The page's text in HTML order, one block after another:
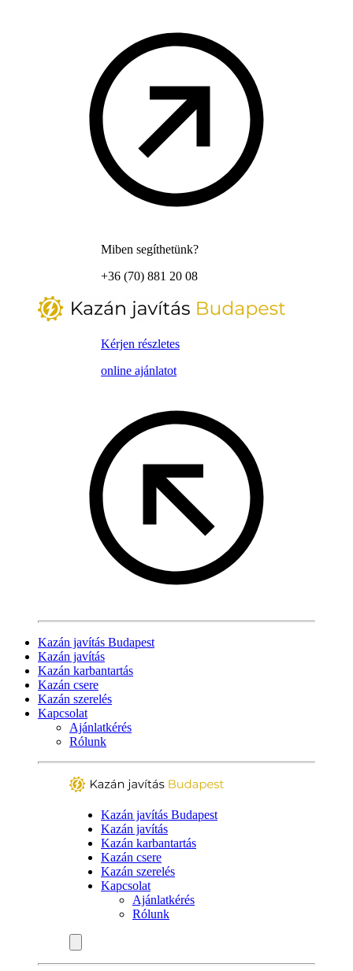
Miben segíthetünk?
+36 (70) 881 20 08
Kérjen részletes
online ajánlatot
Kazán javítás Budapest
Kazán javítás
Kazán karbantartás
Kazán csere
Kazán szerelés
Kapcsolat
Ajánlatkérés
Rólunk
Kazán javítás Budapest
Kazán javítás
Kazán karbantartás
Kazán csere
Kazán szerelés
Kapcsolat
Ajánlatkérés
Rólunk